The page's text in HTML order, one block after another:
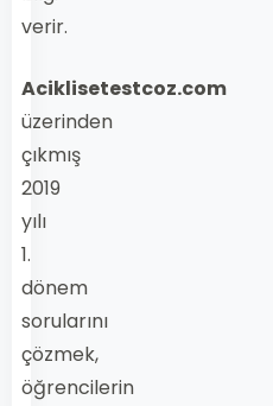
verir.
Aciklisetestcoz.com
üzerinden
çıkmış
2019
yılı
1.
dönem
sorularını
çözmek,
öğrencilerin